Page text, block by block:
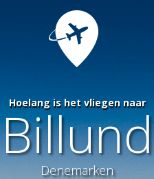
Hoelang is het vliegen naar
Billund
Denemarken